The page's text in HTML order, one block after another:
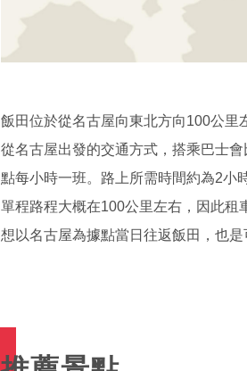
飯田位於從名古屋向東北方向100公里
從名古屋出發的交通方式，搭乘巴士
點每小時一班。路上所需時間約為2小
單程路程大概在100公里左右，因此租
想以名古屋為據點當日往返飯田，也